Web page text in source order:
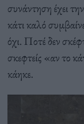
συνάντηση έχει
κάτι καλό
όχι. Ποτέ δεν
σκεφτείς «αν το
κάηκε.